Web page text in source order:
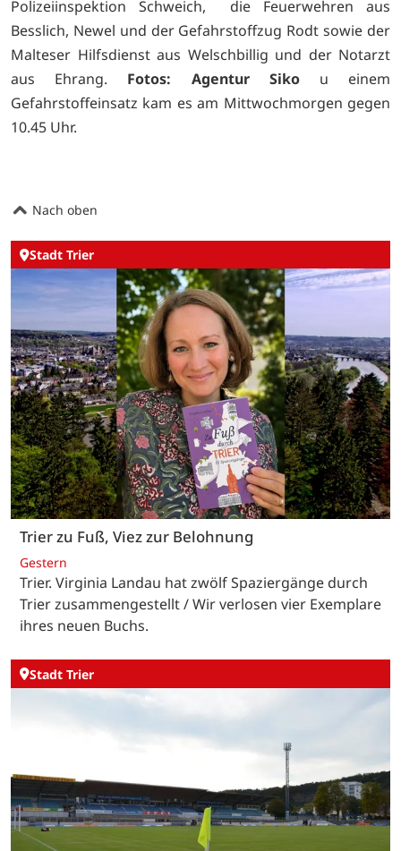
Polizeiinspektion Schweich, die Feuerwehren aus
Besslich, Newel und der Gefahrstoffzug Rodt sowie der
Malteser Hilfsdienst aus Welschbillig und der Notarzt
aus Ehrang. Fotos: Agentur Sikou einem
Gefahrstoffeinsatz kam es am Mittwochmorgen gegen
10.45 Uhr.
Nach oben
Stadt Trier
Trier zu Fuß, Viez zur Belohnung
Gestern
Trier. Virginia Landau hat zwölf Spaziergänge durch
Trier zusammengestellt / Wir verlosen vier Exemplare
ihres neuen Buchs.
Stadt Trier